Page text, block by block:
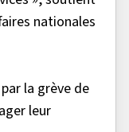
nationales
la grève de
leur